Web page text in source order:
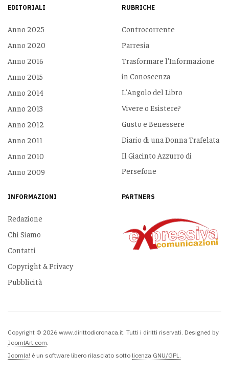
EDITORIALI
Anno 2025
Anno 2020
Anno 2016
Anno 2015
Anno 2014
Anno 2013
Anno 2012
Anno 2011
Anno 2010
Anno 2009
RUBRICHE
Controcorrente
Parresia
Trasformare l'Informazione
in Conoscenza
L'Angolo del Libro
Vivere o Esistere?
Gusto e Benessere
Diario di una Donna Trafelata
Il Giacinto Azzurro di
Persefone
INFORMAZIONI
Redazione
Chi Siamo
Contatti
Copyright & Privacy
Pubblicità
PARTNERS
Copyright © 2026 www.dirittodicronaca.it. Tutti i diritti riservati. Designed by
JoomlArt.com.
Joomla! è un software libero rilasciato sotto licenza GNU/GPL.